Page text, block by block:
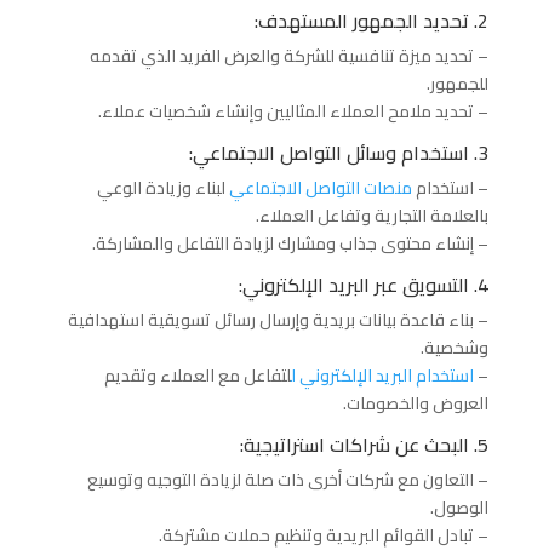
2. تحديد الجمهور المستهدف:
– تحديد ميزة تنافسية للشركة والعرض الفريد الذي تقدمه
للجمهور.
– تحديد ملامح العملاء المثاليين وإنشاء شخصيات عملاء.
3. استخدام وسائل التواصل الاجتماعي:
– استخداممنصات التواصل الاجتماعيلبناء وزيادة الوعي
بالعلامة التجارية وتفاعل العملاء.
– إنشاء محتوى جذاب ومشارك لزيادة التفاعل والمشاركة.
4. التسويق عبر البريد الإلكتروني:
– بناء قاعدة بيانات بريدية وإرسال رسائل تسويقية استهدافية
وشخصية.
–استخدام البريد الإلكتروني للتفاعل مع العملاء وتقديم
العروض والخصومات.
5. البحث عن شراكات استراتيجية:
– التعاون مع شركات أخرى ذات صلة لزيادة التوجيه وتوسيع
الوصول.
– تبادل القوائم البريدية وتنظيم حملات مشتركة.